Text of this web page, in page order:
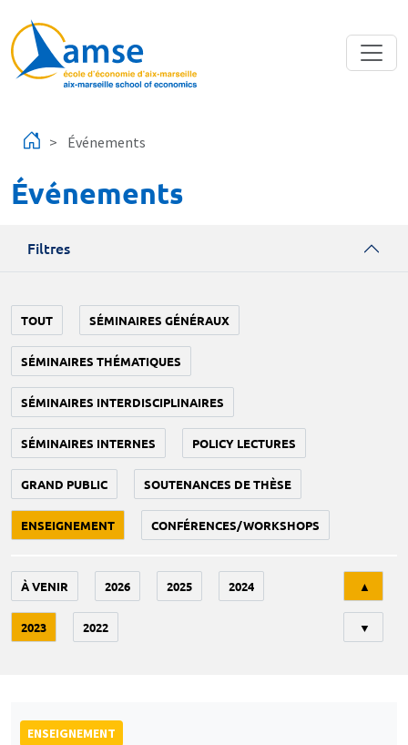
Événements
Événements
Filtres
TOUT SÉMINAIRES GÉNÉRAUX
SÉMINAIRES THÉMATIQUES
SÉMINAIRES INTERDISCIPLINAIRES
SÉMINAIRES INTERNES POLICY LECTURES
GRAND PUBLIC SOUTENANCES DE THÈSE
ENSEIGNEMENT CONFÉRENCES/WORKSHOPS
À VENIR 2026 2025 2024
2023 2022
▲
▼
ENSEIGNEMENT